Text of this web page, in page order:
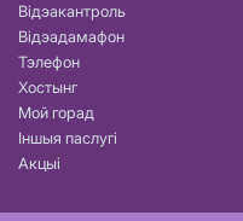
Відэакантроль
Відэадамафон
Тэлефон
Хостынг
Мой горад
Іншыя паслугі
Акцыі